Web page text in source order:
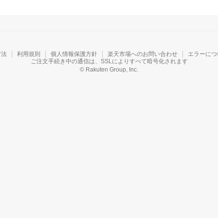
利用規則 個人情報保護方針 楽天市場へのお問い合わせ
エラーに
ご注文手続き中の通信は、SSLによりすべて暗号化されます
© Rakuten Group, Inc.